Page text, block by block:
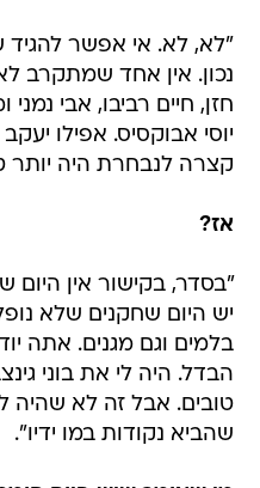
"לא, לא. אי אפשר להגיד
נכון. אין אחד שמתקרב
חזן, חיים רביבו, אבי
יוסי אבוקסיס. אפילו
קצרה לנבחרת היה יותר
אז?
"בסדר, בקישור אין היום
יש היום שחקנים שלא
בלמים וגם מגנים. אתה
הבדל. היה לי את בוני
טובים. אבל זה לא שהיה
שהביא נקודות במו ידיו".